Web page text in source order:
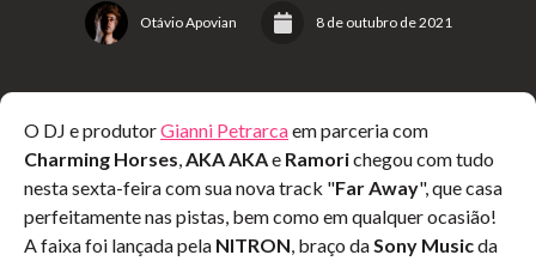
Otávio Apovian 8 de outubro de 2021
O DJ e produtorGianni Petrarcaem parceria com
Charming Horses,AKA AKAe Ramorichegou com tudo
nesta sexta-feira com sua nova track "Far Away", que casa
perfeitamente nas pistas, bem como em qualquer ocasião!
A faixa foi lançada pela NITRON, braço daSony Musicda